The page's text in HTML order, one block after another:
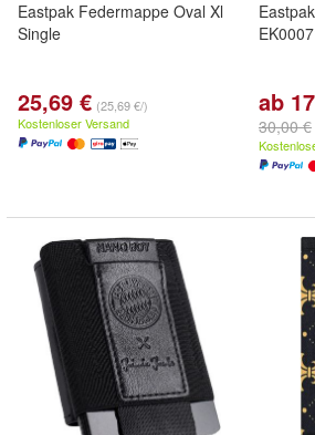
Eastpak Federmappe Oval Xl
Single
25,69 € (25,69 €/)
Kostenloser Versand
ab
30,00 €